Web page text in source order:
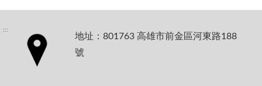
:::
地址：801763 高雄市前金區河東路188
號